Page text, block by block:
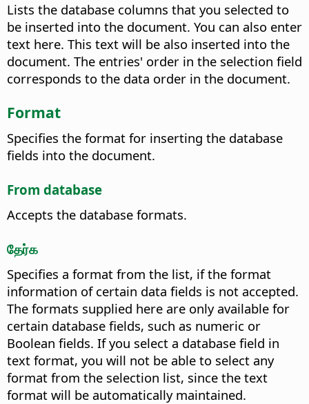
Lists the database columns that you selected to
be inserted into the document. You can also enter
text here. This text will be also inserted into the
document. The entries' order in the selection field
corresponds to the data order in the document.
Format
Specifies the format for inserting the database
fields into the document.
From database
Accepts the database formats.
தேர்க
Specifies a format from the list, if the format
information of certain data fields is not accepted.
The formats supplied here are only available for
certain database fields, such as numeric or
Boolean fields. If you select a database field in
text format, you will not be able to select any
format from the selection list, since the text
format will be automatically maintained.